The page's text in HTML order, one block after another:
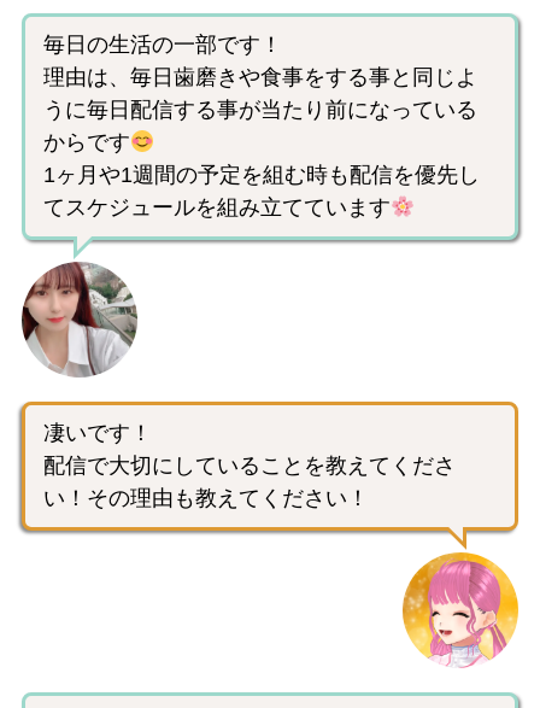
毎日の生活の一部です！
理由は、毎日歯磨きや食事をする事と同じよ
うに毎日配信する事が当たり前になっている
からです
1ヶ月や1週間の予定を組む時も配信を優先し
てスケジュールを組み立てています
凄いです！
配信で大切にしていることを教えてくださ
い！その理由も教えてください！